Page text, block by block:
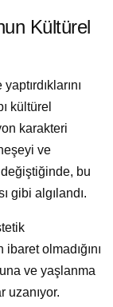
Kültürel
kültürel
karakteri
ve
bu
gibi algılandı.
olmadığını
ve yaşlanma
uzanıyor.